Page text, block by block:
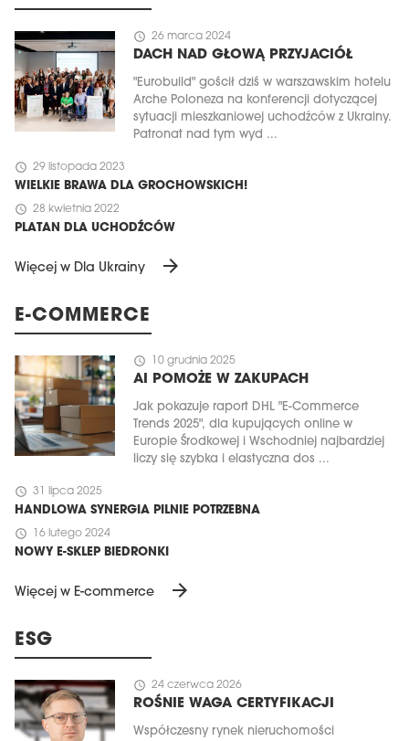
schedule 26 marca 2024
DACH NAD GŁOWĄ PRZYJACIÓŁ
"Eurobuild" gościł dziś w warszawskim hotelu
Arche Poloneza na konferencji dotyczącej
sytuacji mieszkaniowej uchodźców z Ukrainy.
Patronat nad tym wyd ...
schedule 29 listopada 2023
WIELKIE BRAWA DLA GROCHOWSKICH!
schedule 28 kwietnia 2022
PLATAN DLA UCHODŹCÓW
Więcej w Dla Ukrainy arrow_forward
E-COMMERCE
schedule 10 grudnia 2025
AI POMOŻE W ZAKUPACH
Jak pokazuje raport DHL "E-Commerce
Trends 2025", dla kupujących online w
Europie Środkowej i Wschodniej najbardziej
liczy się szybka i elastyczna dos ...
schedule 31 lipca 2025
HANDLOWA SYNERGIA PILNIE POTRZEBNA
schedule 16 lutego 2024
NOWY E-SKLEP BIEDRONKI
Więcej w E-commerce arrow_forward
ESG
schedule 24 czerwca 2026
ROŚNIE WAGA CERTYFIKACJI
Współczesny rynek nieruchomości